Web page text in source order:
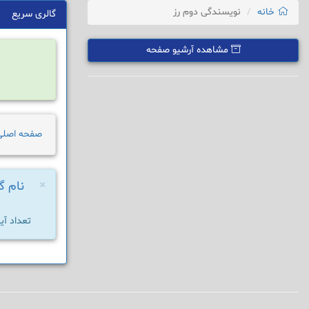
گالری سریع
صفحه
× نام
تعداد
خانه نویسندگی دوم رز
مشاهده آرشیو صفحه